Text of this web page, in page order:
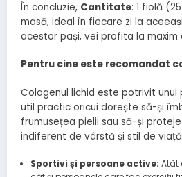
În concluzie, Cantitate: 1 fiolă
masă, ideal în fiecare zi la
acestor pași, vei profita la maxim
Pentru cine este recomandat
Colagenul lichid este potrivit unui
util practic oricui dorește să-și
frumusețea pielii sau să-și
indiferent de vârstă și stil de
Sportivi și persoane active: Atât